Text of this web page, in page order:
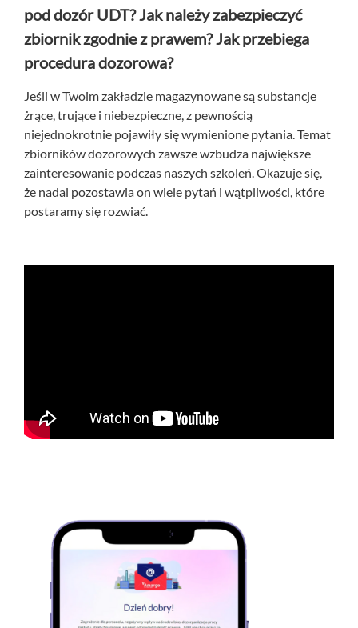
pod dozór UDT? Jak należy zabezpieczyć
zbiornik zgodnie z prawem? Jak przebiega
procedura dozorowa?
Jeśli w Twoim zakładzie magazynowane są substancje
żrące, trujące i niebezpieczne, z pewnością
niejednokrotnie pojawiły się wymienione pytania. Temat
zbiorników dozorowych zawsze wzbudza największe
zainteresowanie podczas naszych szkoleń. Okazuje się,
że nadal pozostawia on wiele pytań i wątpliwości, które
postaramy się rozwiać.